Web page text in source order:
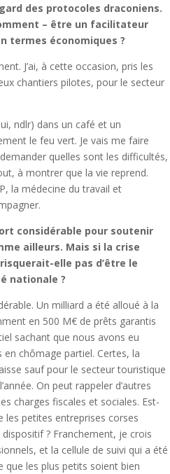
des protocoles draconiens.
– être un facilitateur
termes économiques ?
J’ai, à cette occasion, pris les
chantiers pilotes, pour le secteur
ndlr) dans un café et un
le feu vert. Je vais me faire
quelles sont les difficultés,
à montrer que la vie reprend.
la médecine du travail et
considérable pour soutenir
ailleurs. Mais si la crise
elle pas d’être le
nationale ?
Un milliard a été alloué à la
en 500 M€ de prêts garantis
sachant que nous avons eu
en chômage partiel. Certes, la
sauf pour le secteur touristique
On peut rappeler d’autres
charges fiscales et sociales. Est-
les petites entreprises corses
? Franchement, je crois
et la cellule de suivi qui a été
que les plus petits soient bien